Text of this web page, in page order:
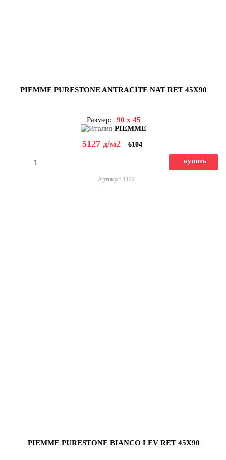
PIEMME PURESTONE ANTRACITE NAT RET 45X90
Размер:
90 x 45
PIEMME
5127 д/м2 6104
купить
Артикул: 1122
PIEMME PURESTONE BIANCO LEV RET 45X90